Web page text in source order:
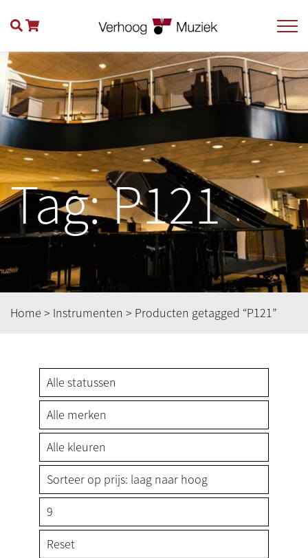
Tag:P121
Home > Instrumenten > Producten getagged “P121”
Reset